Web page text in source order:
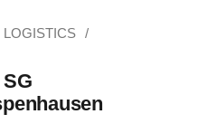
LOGISTICS